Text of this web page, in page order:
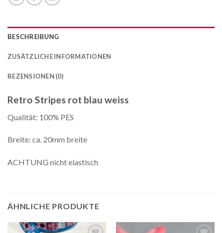
BESCHREIBUNG
ZUSÄTZLICHE INFORMATIONEN
REZENSIONEN (0)
Retro Stripes rot blau weiss
Qualität: 100% PES
Breite: ca. 20mm breite
ACHTUNG nicht elastisch
ÄHNLICHE PRODUKTE